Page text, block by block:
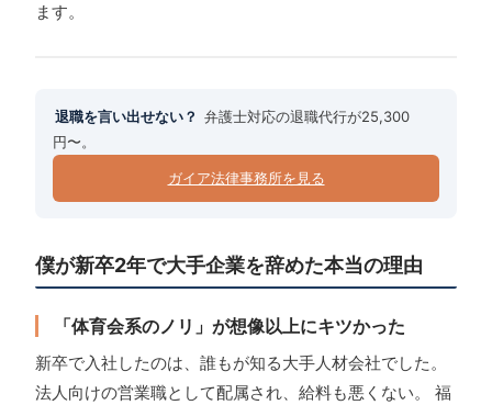
ます。
退職を言い出せない？ 弁護士対応の退職代行が25,300
円〜。
ガイア法律事務所を見る
僕が新卒2年で大手企業を辞めた本当の理由
「体育会系のノリ」が想像以上にキツかった
新卒で入社したのは、誰もが知る大手人材会社でした。
法人向けの営業職として配属され、給料も悪くない。 福